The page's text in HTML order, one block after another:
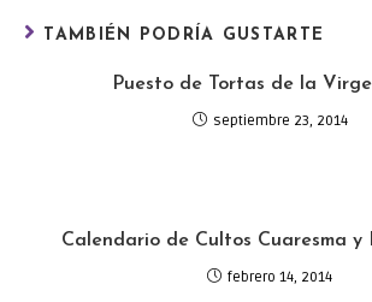
TAMBIÉN PODRÍA GUSTARTE
Puesto de Tortas de la
septiembre 23, 2014
Calendario de Cultos Cuaresma y
febrero 14, 2014